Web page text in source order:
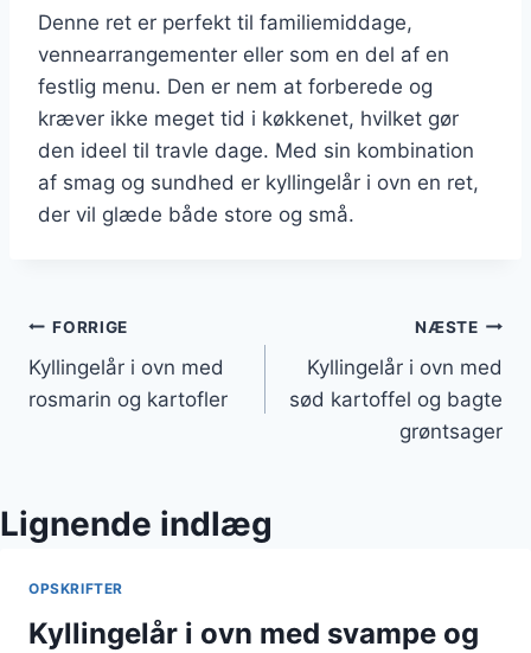
Denne ret er perfekt til familiemiddage,
vennearrangementer eller som en del af en
festlig menu. Den er nem at forberede og
kræver ikke meget tid i køkkenet, hvilket gør
den ideel til travle dage. Med sin kombination
af smag og sundhed er kyllingelår i ovn en ret,
der vil glæde både store og små.
Indlægsnavigation
FORRIGE
Kyllingelår i ovn med
rosmarin og kartofler
NÆSTE
Kyllingelår i ovn med
sød kartoffel og bagte
grøntsager
Lignende indlæg
OPSKRIFTER
Kyllingelår i ovn med svampe og